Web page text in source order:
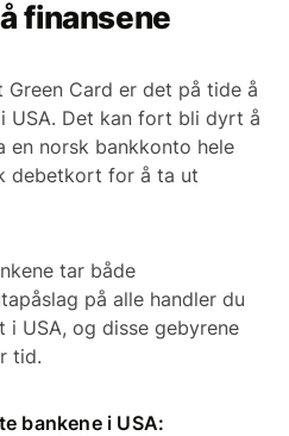
finansene
Card er det på tide å
USA. Det kan fort bli dyrt å
norsk bankkonto hele
debetkort for å ta ut
tar både
på alle handler du
USA, og disse gebyrene
tid.
bankene i USA: